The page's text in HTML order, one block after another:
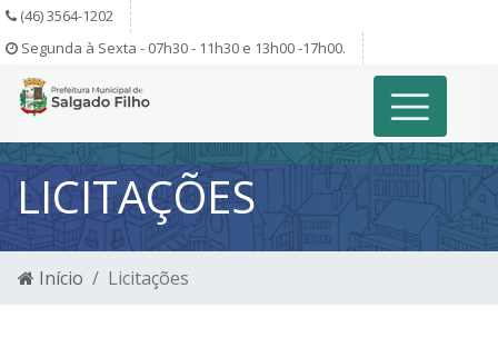
(46) 3564-1202
Segunda à Sexta - 07h30 - 11h30 e 13h00 -17h00.
LICITAÇÕES
Início Licitações